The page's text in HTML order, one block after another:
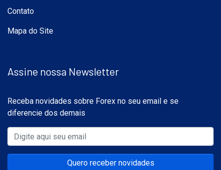
Contato
Mapa do Site
Assine nossa Newsletter
Receba novidades sobre Forex no seu email e se
diferencie dos demais
Quero receber novidades